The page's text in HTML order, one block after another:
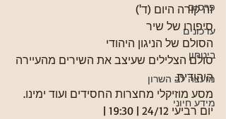
פרסום
עדכונים
ביטחון
מועצה לב השרון
מידע חיוני
זה קורה היום (ד')
סיפורו של שיר
הסולם של הניגון היהודי
סולם הצלילים שעיצב את השירים מהעיירה
היהודית.
מסע מוזיקלי מחצרות החסידים ועוד ימינו.
יום רביעי 24/12 | 19:30 |